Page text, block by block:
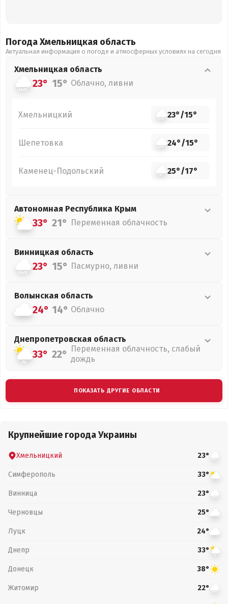
Погода Хмельницкая область
Актуальная информация о погоде и атмосферных условиях на сегодня
Хмельницкая область
23° 15° Облачно, ливни
Хмельницкий 23°/15°
Шепетовка 24°/15°
Каменец-Подольский 25°/17°
Автономная Республика Крым
33° 21° Переменная облачность
Винницкая область
23° 15° Пасмурно, ливни
Волынская область
24° 14° Облачно
Днепропетровская область
33° 22° Переменная облачность, слабый
дождь
ПОКАЗАТЬ ДРУГИЕ ОБЛАСТИ
Крупнейшие города Украины
Хмельницкий 23°
Симферополь 33°
Винница 23°
Черновцы 25°
Луцк 24°
Днепр 33°
Донецк 38°
Житомир 22°